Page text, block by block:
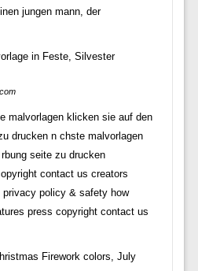
jungen mann, der
malvorlagen klicken sie auf den
drucken n chste malvorlagen
seite zu drucken
contact us creators
policy & safety how
press copyright contact us